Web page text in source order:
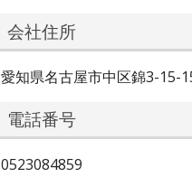
会社住所
愛知県名古屋市中区錦3-15-
電話番号
0523084859